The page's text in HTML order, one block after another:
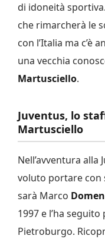
di idoneità
che rimarcherà le
con l’Italia ma c’è
una vecchia
Martusciello.
Juventus, lo
Martusciello
Nell’avventura alla
voluto portare con
sarà Marco
1997 e l’ha
Pietroburgo.